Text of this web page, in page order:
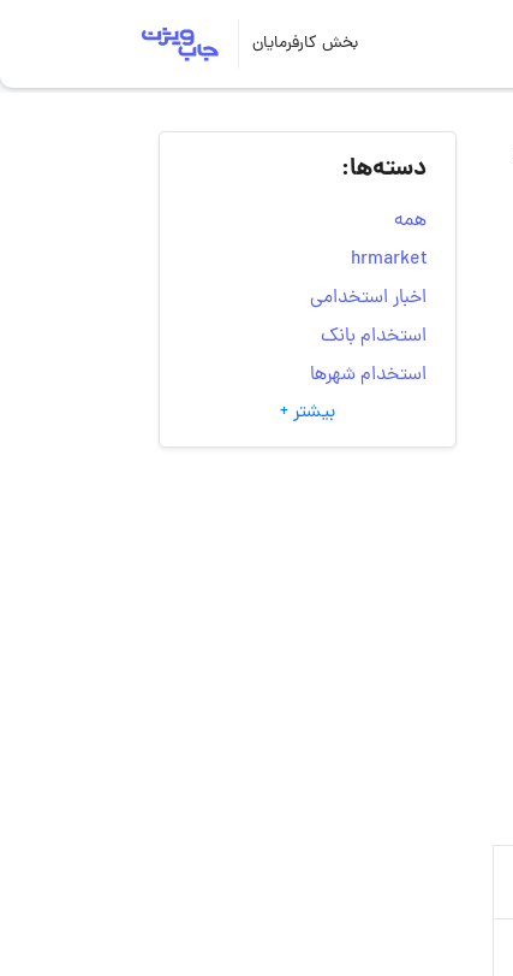
بخش کارفرمایان
دسته‌ها:
همه
hrmarket
اخبار استخدامی
استخدام بانک
استخدام شهرها
انتخاب مسیر شغلی
به‌روزرسانی‌های سایت
بیشتر +